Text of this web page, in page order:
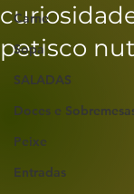
Carne
Sopa
SALADAS
Doces e
Peixe
Entradas
petisco